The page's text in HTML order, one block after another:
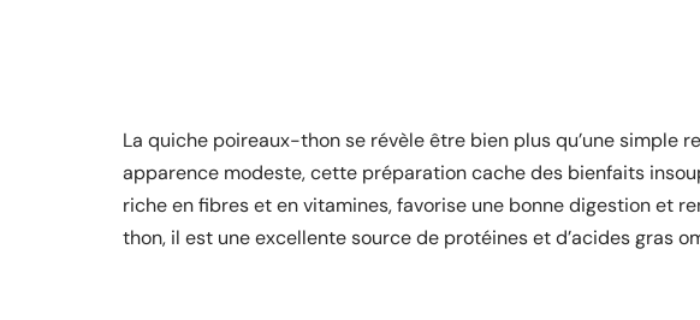
La quiche poireaux-thon se révèle être bien plus qu’une simple
apparence modeste, cette préparation cache des bienfaits
riche en fibres et en vitamines, favorise une bonne digestion et
thon, il est une excellente source de protéines et d’acides gras